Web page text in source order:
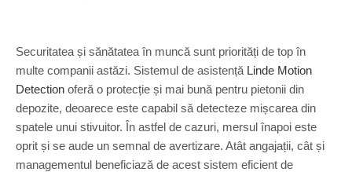
Securitatea și sănătatea în muncă sunt priorități de top în
multe companii astăzi. Sistemul de asistență Linde Motion
Detection oferă o protecție și mai bună pentru pietonii din
depozite, deoarece este capabil să detecteze mișcarea din
spatele unui stivuitor. În astfel de cazuri, mersul înapoi este
oprit și se aude un semnal de avertizare. Atât angajații, cât și
managementul beneficiază de acest sistem eficient de